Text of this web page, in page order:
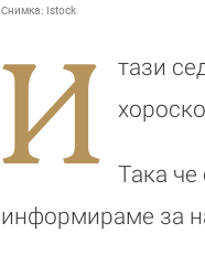
Снимка: Istock
И
тази
Така
информираме за